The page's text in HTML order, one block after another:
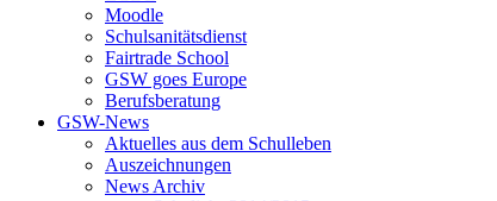
Moodle
Schulsanitätsdienst
Fairtrade School
GSW goes Europe
Berufsberatung
GSW-News
Aktuelles aus dem Schulleben
Auszeichnungen
News Archiv